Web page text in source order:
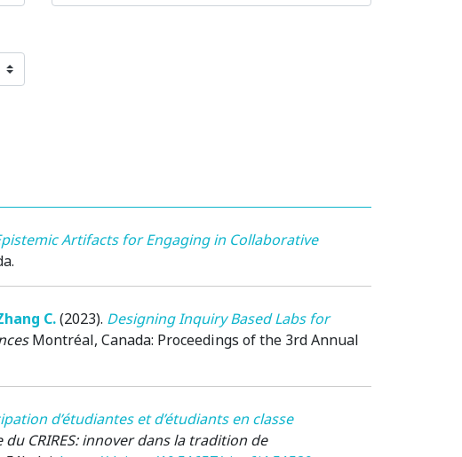
Artifacts for Engaging in Collaborative
C.(2023). Designing Inquiry Based Labs for
Montréal, Canada: Proceedings of the 3rd Annual
d’étudiantes et d’étudiants en classe
CRIRES: innover dans la tradition de